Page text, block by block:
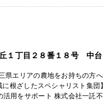
１丁目２８番１８号 中台
県エリアの農地をお持ちの方へ
根ざしたスペシャリスト集団】
用をサポート 株式会社一託不